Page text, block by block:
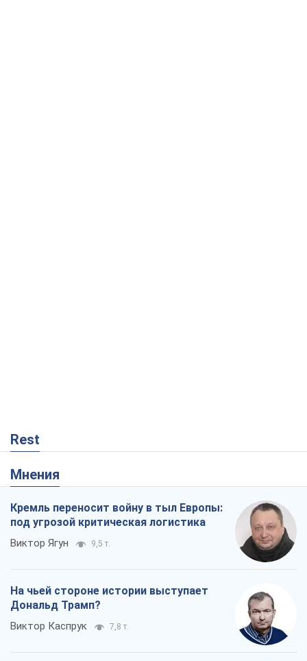
Rest
Мнения
Кремль переносит войну в тыл Европы:
под угрозой критическая логистика
Виктор Ягун 9,5 т.
На чьей стороне истории выступает
Дональд Трамп?
Виктор Каспрук 7,8 т.